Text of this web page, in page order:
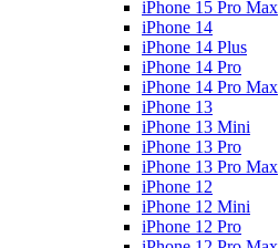
iPhone 15 Pro Max
iPhone 14
iPhone 14 Plus
iPhone 14 Pro
iPhone 14 Pro Max
iPhone 13
iPhone 13 Mini
iPhone 13 Pro
iPhone 13 Pro Max
iPhone 12
iPhone 12 Mini
iPhone 12 Pro